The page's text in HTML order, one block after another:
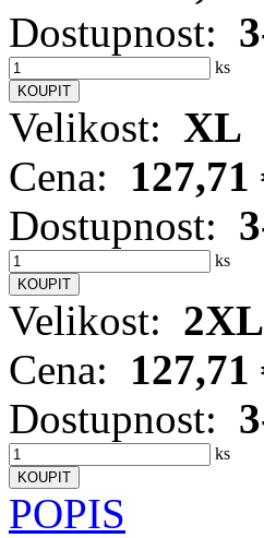
Dostupnost:
ks
Velikost: XL
Cena: 127,71
Dostupnost:
ks
Velikost: 2XL
Cena: 127,71
Dostupnost:
ks
POPIS